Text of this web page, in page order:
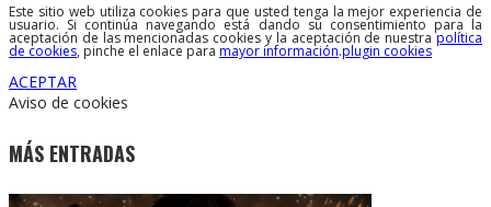
Este sitio web utiliza cookies para que usted tenga la mejor experiencia de
usuario. Si continúa navegando está dando su consentimiento para la
aceptación de las mencionadas cookies y la aceptación de nuestrapolítica
de cookies, pinche el enlace para mayor información.plugin cookies
ACEPTAR
Aviso de cookies
MÁS ENTRADAS